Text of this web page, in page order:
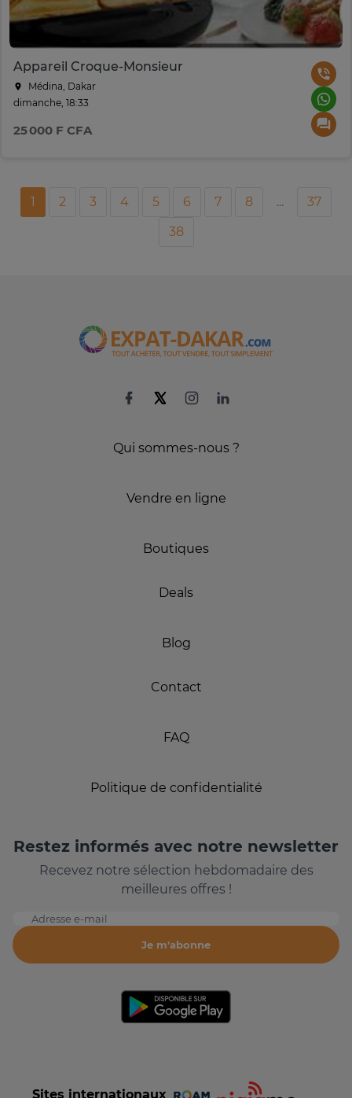
Appareil Croque-Monsieur
Médina, Dakar
dimanche, 18:33
25 000 F CFA
1 2 3 4 5 6 7 8 ...
37
38
Qui sommes-nous ?
Vendre en ligne
Boutiques
Deals
Blog
Contact
FAQ
Politique de confidentialité
Restez informés avec notre newsletter
Recevez notre sélection hebdomadaire des
meilleures offres !
Adresse e-mail
Je m'abonne
Sites internationaux